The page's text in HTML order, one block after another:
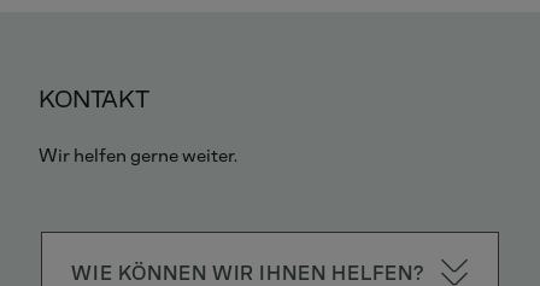
KONTAKT
Wir helfen gerne weiter.
WIE KÖNNEN WIR IHNEN HELFEN?